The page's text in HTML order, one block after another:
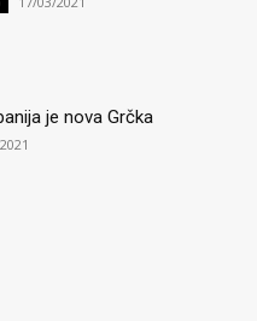
je nova Grčka